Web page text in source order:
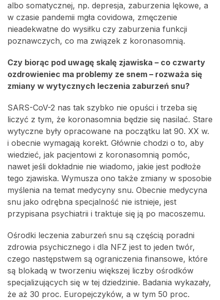
albo somatycznej, np. depresja, zaburzenia lękowe, a
w czasie pandemii mgła covidowa, zmęczenie
nieadekwatne do wysiłku czy zaburzenia funkcji
poznawczych, co ma związek z koronasomnią.
Czy biorąc pod uwagę skalę zjawiska – co czwarty
ozdrowieniec ma problemy ze snem – rozważa się
zmiany w wytycznych leczenia zaburzeń snu?
SARS-CoV-2 nas tak szybko nie opuści i trzeba się
liczyć z tym, że koronasomnia będzie się nasilać. Stare
wytyczne były opracowane na początku lat 90. XX w.
i obecnie wymagają korekt. Głównie chodzi o to, aby
wiedzieć, jak pacjentowi z koronasomnią pomóc,
nawet jeśli dokładnie nie wiadomo, jakie jest podłoże
tego zjawiska. Wymusza ono także zmiany w sposobie
myślenia na temat medycyny snu. Obecnie medycyna
snu jako odrębna specjalność nie istnieje, jest
przypisana psychiatrii i traktuje się ją po macoszemu.
Ośrodki leczenia zaburzeń snu są częścią poradni
zdrowia psychicznego i dla NFZ jest to jeden twór,
czego następstwem są ograniczenia finansowe, które
są blokadą w tworzeniu większej liczby ośrodków
specjalizujących się w tej dziedzinie. Badania wykazały,
że aż 30 proc. Europejczyków, a w tym 50 proc.